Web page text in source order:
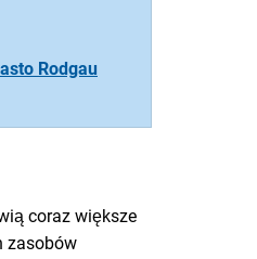
Rodgau
coraz większe
zasobów